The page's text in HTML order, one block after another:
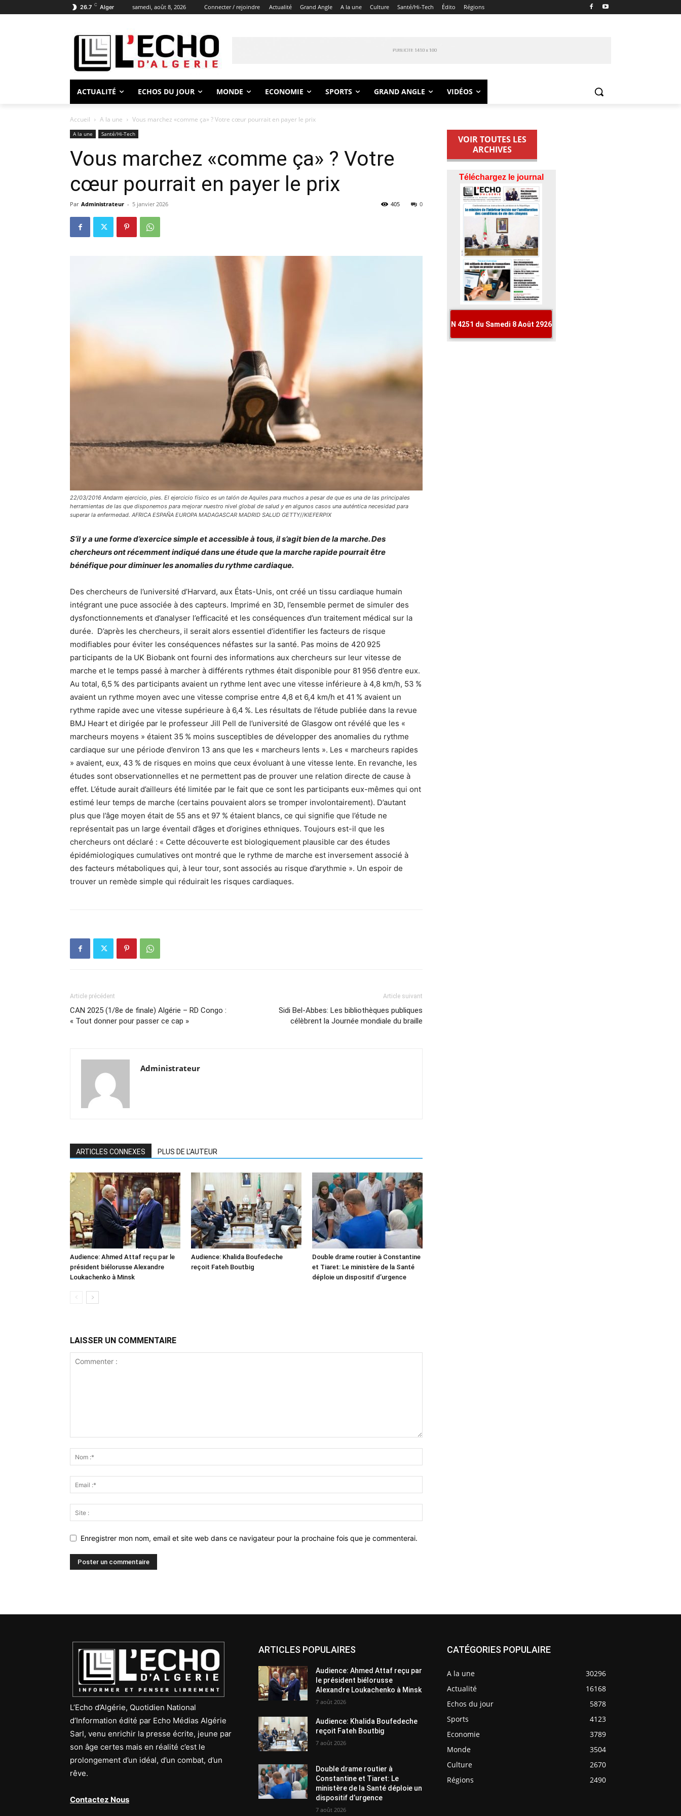
26.7 C Alger samedi, août 8, 2026 Connecter / rejoindre Actualité Grand Angle A la une Culture Santé/Hi-Tech Édito Régions
ACTUALITÉ ECHOS DU JOUR MONDE ECONOMIE SPORTS GRAND ANGLE VIDÉOS
Accueil A la une Vous marchez «comme ça» ? Votre cœur pourrait en payer le prix
A la une Santé/Hi-Tech
Vous marchez «comme ça» ? Votre
cœur pourrait en payer le prix
Par Administrateur - 5 janvier 2026 0
405
22/03/2016 Andarm ejercicio, pies. El ejercicio físico es un talón de Aquiles para muchos a pesar de que es una de las principales
herramientas de las que disponemos para mejorar nuestro nivel global de salud y en algunos casos una auténtica necesidad para
superar la enfermedad. AFRICA ESPAÑA EUROPA MADAGASCAR MADRID SALUD GETTY//KIEFERPIX
S’il y a une forme d’exercice simple et accessible à tous, il s’agit bien de la marche. Des
chercheurs ont récemment indiqué dans une étude que la marche rapide pourrait être
bénéfique pour diminuer les anomalies du rythme cardiaque.
Des chercheurs de l’université d’Harvard, aux États-Unis, ont créé un tissu cardiaque humain
intégrant une puce associée à des capteurs. Imprimé en 3D, l’ensemble permet de simuler des
dysfonctionnements et d’analyser l’efficacité et les conséquences d’un traitement médical sur la
durée. D’après les chercheurs, il serait alors essentiel d’identifier les facteurs de risque
modifiables pour éviter les conséquences néfastes sur la santé. Pas moins de 420 925
participants de la UK Biobank ont fourni des informations aux chercheurs sur leur vitesse de
marche et le temps passé à marcher à différents rythmes était disponible pour 81 956 d’entre eux.
Au total, 6,5 % des participants avaient un rythme lent avec une vitesse inférieure à 4,8 km/h, 53 %
avaient un rythme moyen avec une vitesse comprise entre 4,8 et 6,4 km/h et 41 % avaient un
rythme rapide avec une vitesse supérieure à 6,4 %. Les résultats de l’étude publiée dans la revue
BMJ Heart et dirigée par le professeur Jill Pell de l’université de Glasgow ont révélé que les «
marcheurs moyens » étaient 35 % moins susceptibles de développer des anomalies du rythme
cardiaque sur une période d’environ 13 ans que les « marcheurs lents ». Les « marcheurs rapides
» avaient, eux, 43 % de risques en moins que ceux évoluant à une vitesse lente. En revanche, les
études sont observationnelles et ne permettent pas de prouver une relation directe de cause à
effet. L’étude aurait d’ailleurs été limitée par le fait que ce sont les participants eux-mêmes qui ont
estimé leur temps de marche (certains pouvaient alors se tromper involontairement). D’autant
plus que l’âge moyen était de 55 ans et 97 % étaient blancs, ce qui signifie que l’étude ne
représentait pas un large éventail d’âges et d’origines ethniques. Toujours est-il que les
chercheurs ont déclaré : « Cette découverte est biologiquement plausible car des études
épidémiologiques cumulatives ont montré que le rythme de marche est inversement associé à
des facteurs métaboliques qui, à leur tour, sont associés au risque d’arythmie ». Un espoir de
trouver un remède simple qui réduirait les risques cardiaques.
Article précédent
CAN 2025 (1/8e de finale) Algérie – RD Congo :
« Tout donner pour passer ce cap »
Article suivant
Sidi Bel-Abbes: Les bibliothèques publiques
célèbrent la Journée mondiale du braille
Administrateur
ARTICLES CONNEXES PLUS DE L'AUTEUR
Audience: Ahmed Attaf reçu par le
président biélorusse Alexandre
Loukachenko à Minsk
Audience: Khalida Boufedeche
reçoit Fateh Boutbig
Double drame routier à Constantine
et Tiaret: Le ministère de la Santé
déploie un dispositif d’urgence
LAISSER UN COMMENTAIRE
Enregistrer mon nom, email et site web dans ce navigateur pour la prochaine fois que je commenterai.
VOIR TOUTES LES
ARCHIVES
L’Echo d’Algérie, Quotidien National
d’Information édité par Echo Médias Algérie
Sarl, venu enrichir la presse écrite, jeune par
son âge certes mais en réalité c’est le
prolongement d’un idéal, d’un combat, d’un
rêve.
Contactez Nous
ARTICLES POPULAIRES
Audience: Ahmed Attaf reçu par
le président biélorusse
Alexandre Loukachenko à Minsk
7 août 2026
Audience: Khalida Boufedeche
reçoit Fateh Boutbig
7 août 2026
Double drame routier à
Constantine et Tiaret: Le
ministère de la Santé déploie un
dispositif d’urgence
7 août 2026
CATÉGORIES POPULAIRE
A la une
30296
Actualité
16168
Echos du jour
5878
Sports
4123
Economie
3789
Monde
3504
Culture
2670
Régions
2490